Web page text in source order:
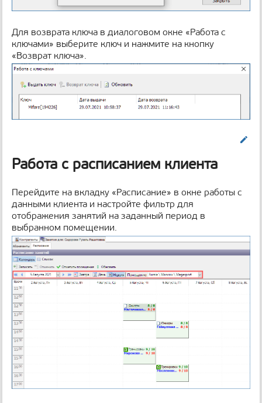
Для возврата ключа в диалоговом окне «Работа с
ключами» выберите ключ и нажмите на кнопку
«Возврат ключа».
Работа с расписанием клиента
Перейдите на вкладку «Расписание» в окне работы с
данными клиента и настройте фильтр для
отображения занятий на заданный период в
выбранном помещении.